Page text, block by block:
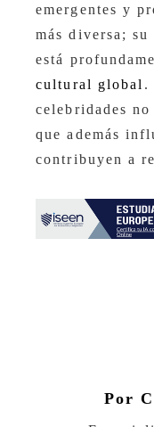
emergentes y
más diversa;
está
cultural global .
celebridades
que además
contribuyen a
Por